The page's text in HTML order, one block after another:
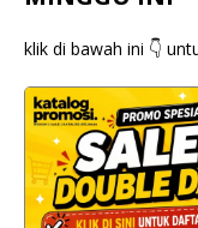
klik di bawah ini 👇